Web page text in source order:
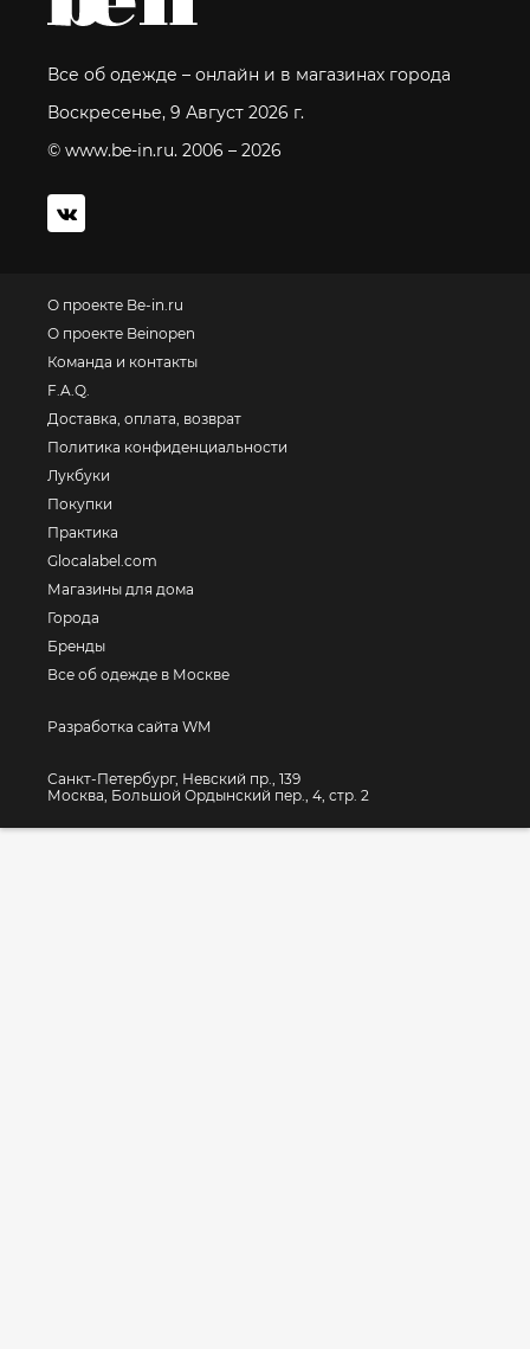
Все об одежде – онлайн и в магазинах города
Воскресенье, 9 Август 2026 г.
© www.be-in.ru. 2006 – 2026
О проекте Be-in.ru
О проекте Beinopen
Команда и контакты
F.A.Q.
Доставка, оплата, возврат
Политика конфиденциальности
Лукбуки
Покупки
Практика
Glocalabel.com
Магазины для дома
Города
Бренды
Все об одежде в Москве
Разработка сайта WM
Санкт-Петербург, Невский пр., 139
Москва, Большой Ордынский пер., 4, стр. 2